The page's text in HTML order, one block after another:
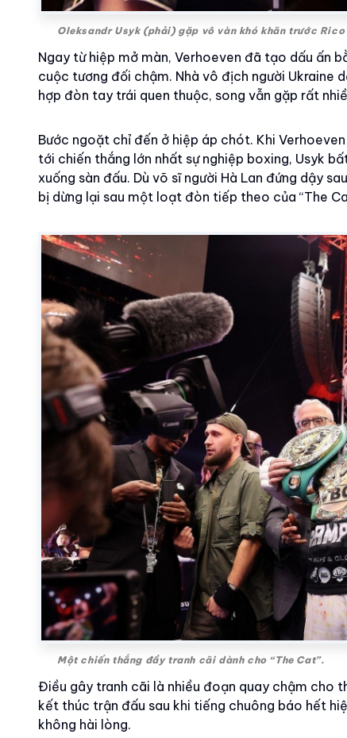
Oleksandr Usyk (phải) gặp vô vàn khó khăn trước Rico
Ngay từ hiệp mở màn, Verhoeven đã tạo dấu ấn
cuộc tương đối chậm. Nhà vô địch người Ukraine
hợp đòn tay trái quen thuộc, song vẫn gặp rất
Bước ngoặt chỉ đến ở hiệp áp chót. Khi
tới chiến thắng lớn nhất sự nghiệp boxing, Usyk
xuống sàn đấu. Dù võ sĩ người Hà Lan đứng dậy
bị dừng lại sau một loạt đòn tiếp theo của “The
Một chiến thắng đầy tranh cãi dành cho “The Cat”.
Điều gây tranh cãi là nhiều đoạn quay chậm cho
kết thúc trận đấu sau khi tiếng chuông báo hết
không hài lòng.